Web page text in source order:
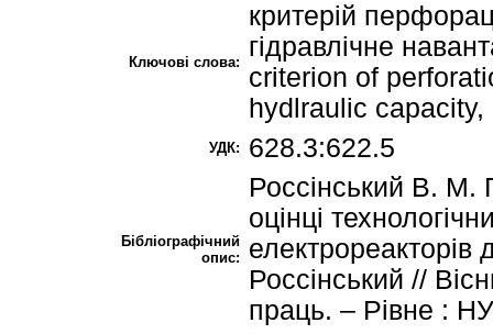
Ключові слова:
критерій
гідравлічне
criterion of
hydlraulic
УДК: 628.3:622.5
Бібліографічний
опис:
Россінський В. М.
оцінці
Россінський //
праць. – Рівне :